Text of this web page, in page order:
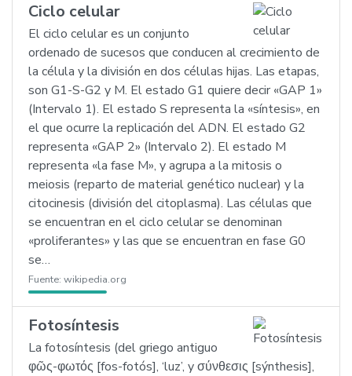
Ciclo celular
El ciclo celular es un conjunto
ordenado de sucesos que conducen al crecimiento de
la célula y la división en dos células hijas. Las etapas,
son G1-S-G2 y M. El estado G1 quiere decir «GAP 1»
(Intervalo 1). El estado S representa la «síntesis», en
el que ocurre la replicación del ADN. El estado G2
representa «GAP 2» (Intervalo 2). El estado M
representa «la fase M», y agrupa a la mitosis o
meiosis (reparto de material genético nuclear) y la
citocinesis (división del citoplasma). Las células que
se encuentran en el ciclo celular se denominan
«proliferantes» y las que se encuentran en fase G0
se…
Fuente: wikipedia.org
Fotosíntesis
La fotosíntesis (del griego antiguo
φῶς-φωτός [fos-fotós], ‘luz’, y σύνθεσις [sýnthesis],